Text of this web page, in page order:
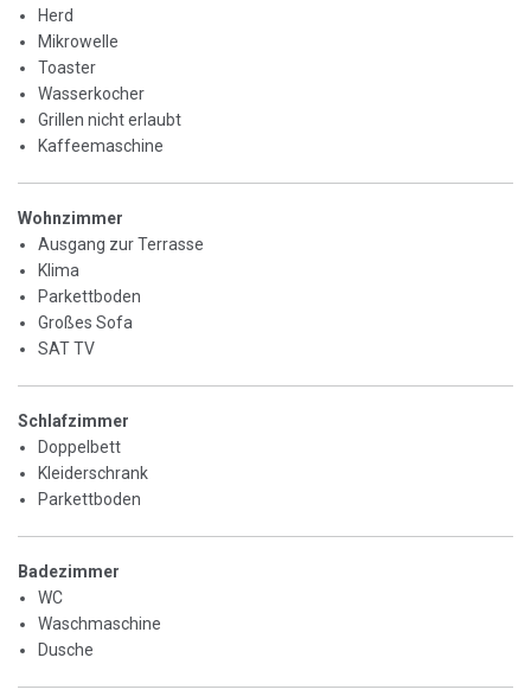
Herd
Mikrowelle
Toaster
Wasserkocher
Grillen nicht erlaubt
Kaffeemaschine
Wohnzimmer
Ausgang zur Terrasse
Klima
Parkettboden
Großes Sofa
SAT TV
Schlafzimmer
Doppelbett
Kleiderschrank
Parkettboden
Badezimmer
WC
Waschmaschine
Dusche